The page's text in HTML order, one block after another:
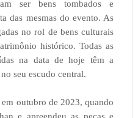
ser bens tombados e
das mesmas do evento. As
no rol de bens culturais
histórico. Todas as
na data de hoje têm a
seu escudo central.
outubro de 2023, quando
e apreendeu as peças e